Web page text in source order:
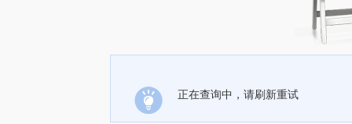
正在查询中，请刷新重试